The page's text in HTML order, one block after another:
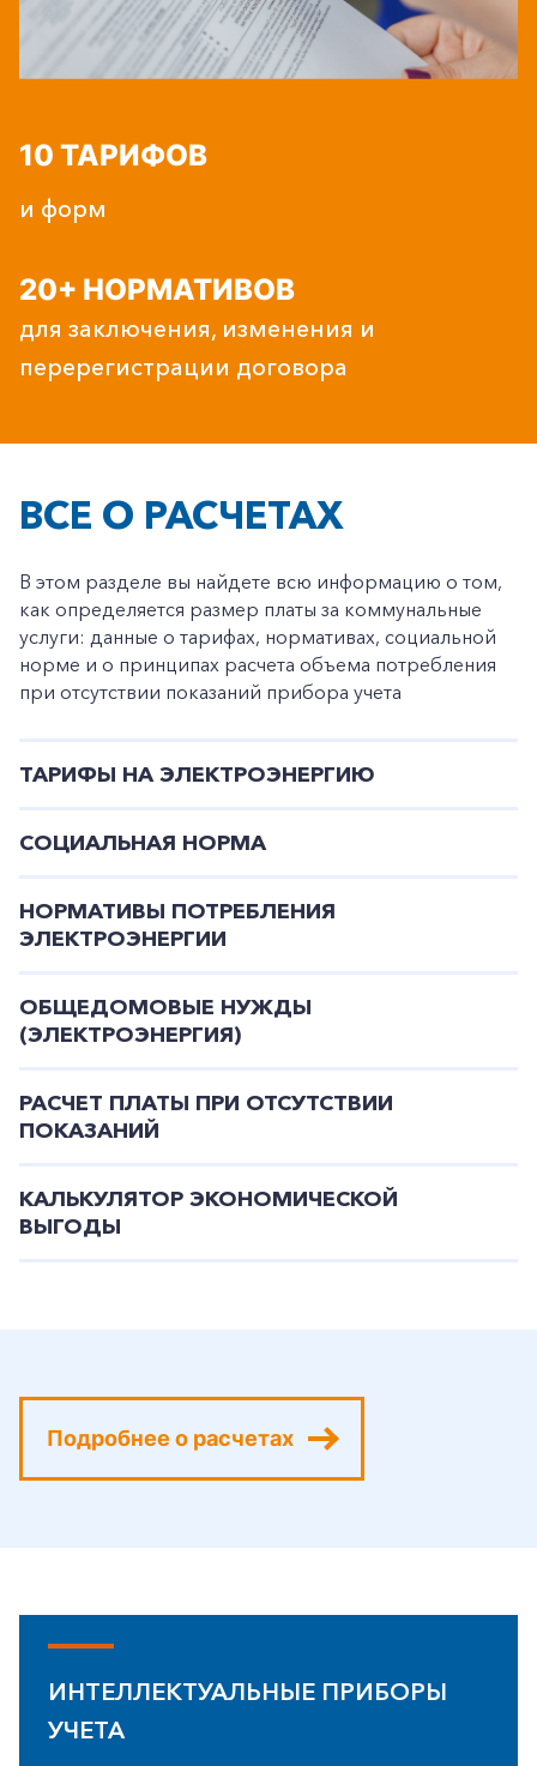
10 ТАРИФОВ
и форм
20+ НОРМАТИВОВ
для заключения, изменения и
перерегистрации договора
ВСЕ О РАСЧЕТАХ
В этом разделе вы найдете всю информацию о том,
как определяется размер платы за коммунальные
услуги: данные о тарифах, нормативах, социальной
норме и о принципах расчета объема потребления
при отсутствии показаний прибора учета
ТАРИФЫ НА ЭЛЕКТРОЭНЕРГИЮ
СОЦИАЛЬНАЯ НОРМА
НОРМАТИВЫ ПОТРЕБЛЕНИЯ
ЭЛЕКТРОЭНЕРГИИ
ОБЩЕДОМОВЫЕ НУЖДЫ
(ЭЛЕКТРОЭНЕРГИЯ)
РАСЧЕТ ПЛАТЫ ПРИ ОТСУТСТВИИ
ПОКАЗАНИЙ
КАЛЬКУЛЯТОР ЭКОНОМИЧЕСКОЙ
ВЫГОДЫ
Подробнее о расчетах
ИНТЕЛЛЕКТУАЛЬНЫЕ ПРИБОРЫ
УЧЕТА